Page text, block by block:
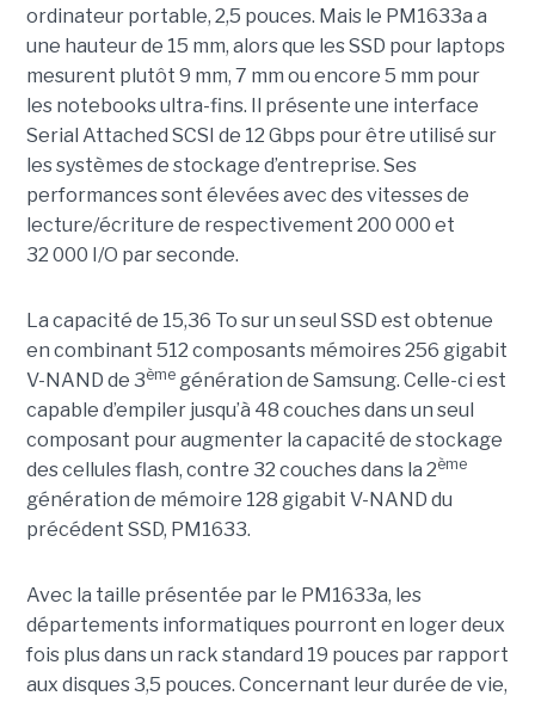
ordinateur portable, 2,5 pouces. Mais le PM1633a a
une hauteur de 15 mm, alors que les SSD pour laptops
mesurent plutôt 9 mm, 7 mm ou encore 5 mm pour
les notebooks ultra-fins. Il présente une interface
Serial Attached SCSI de 12 Gbps pour être utilisé sur
les systèmes de stockage d’entreprise. Ses
performances sont élevées avec des vitesses de
lecture/écriture de respectivement 200 000 et
32 000 I/O par seconde.
La capacité de 15,36 To sur un seul SSD est obtenue
en combinant 512 composants mémoires 256 gigabit
V-NAND de 3èmegénération de Samsung. Celle-ci est
capable d’empiler jusqu’à 48 couches dans un seul
composant pour augmenter la capacité de stockage
des cellules flash, contre 32 couches dans la 2ème
génération de mémoire 128 gigabit V-NAND du
précédent SSD, PM1633.
Avec la taille présentée par le PM1633a, les
départements informatiques pourront en loger deux
fois plus dans un rack standard 19 pouces par rapport
aux disques 3,5 pouces. Concernant leur durée de vie,